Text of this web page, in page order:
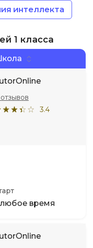
интеллекта
1 класса
3.4
любое время